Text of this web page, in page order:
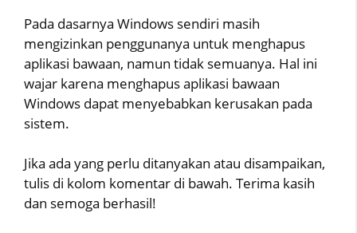
Pada dasarnya Windows sendiri masih
mengizinkan penggunanya untuk menghapus
aplikasi bawaan, namun tidak semuanya. Hal ini
wajar karena menghapus aplikasi bawaan
Windows dapat menyebabkan kerusakan pada
sistem.
Jika ada yang perlu ditanyakan atau disampaikan,
tulis di kolom komentar di bawah. Terima kasih
dan semoga berhasil!